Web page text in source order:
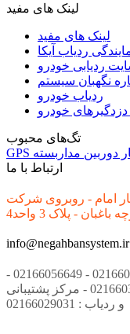
لینک های مفید
لینک های مفید
ردیابی خودرو
نگهبان سیستم
ردیاب خودرو
دزدگیرهای خودرو
تگ‌های محبوب
GPS دوربین مداربسته
ارتباط با ما
امام - روبروی شرکت
- پلاک 3 واحد4
info@negahbansystem.ir
تلفن : 02166051812 02166051320 - 02166056650 - 02166056649 -
02166083677 - 02166023713 - 02166039916 - مرکز پشتیبانی GPS
و ردیاب : 02166029031